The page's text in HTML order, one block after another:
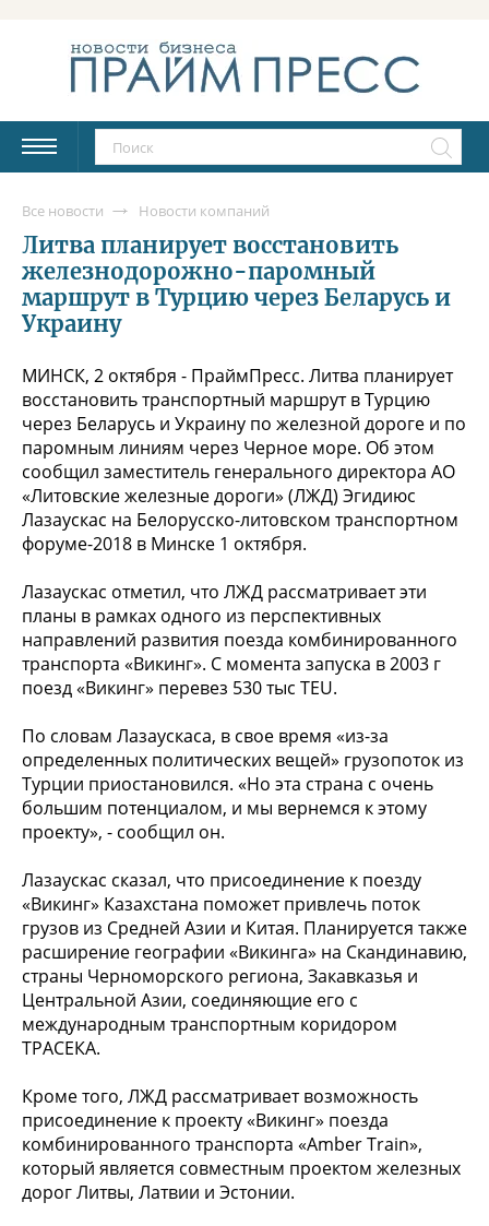
Все новости Новости компаний
Литва планирует восстановить
железнодорожно-паромный
маршрут в Турцию через Беларусь и
Украину
МИНСК, 2 октября - ПраймПресс. Литва планирует
восстановить транспортный маршрут в Турцию
через Беларусь и Украину по железной дороге и по
паромным линиям через Черное море. Об этом
сообщил заместитель генерального директора АО
«Литовские железные дороги» (ЛЖД) Эгидиюс
Лазаускас на Белорусско-литовском транспортном
форуме-2018 в Минске 1 октября.
Лазаускас отметил, что ЛЖД рассматривает эти
планы в рамках одного из перспективных
направлений развития поезда комбинированного
транспорта «Викинг». С момента запуска в 2003 г
поезд «Викинг» перевез 530 тыс TEU.
По словам Лазаускаса, в свое время «из-за
определенных политических вещей» грузопоток из
Турции приостановился. «Но эта страна с очень
большим потенциалом, и мы вернемся к этому
проекту», - сообщил он.
Лазаускас сказал, что присоединение к поезду
«Викинг» Казахстана поможет привлечь поток
грузов из Средней Азии и Китая. Планируется также
расширение географии «Викинга» на Скандинавию,
страны Черноморского региона, Закавказья и
Центральной Азии, соединяющие его с
международным транспортным коридором
ТРАСЕКА.
Кроме того, ЛЖД рассматривает возможность
присоединение к проекту «Викинг» поезда
комбинированного транспорта «Amber Train»,
который является совместным проектом железных
дорог Литвы, Латвии и Эстонии.